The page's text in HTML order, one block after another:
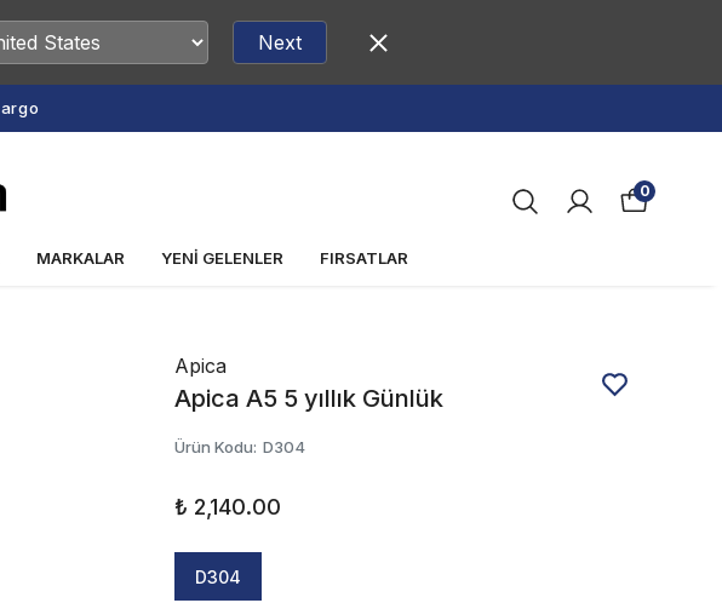
Next
MARKALAR YENİ GELENLER FIRSATLAR
0
Apica
Apica A5 5 yıllık Günlük
Ürün Kodu: D304
₺ 2,140.00
D304